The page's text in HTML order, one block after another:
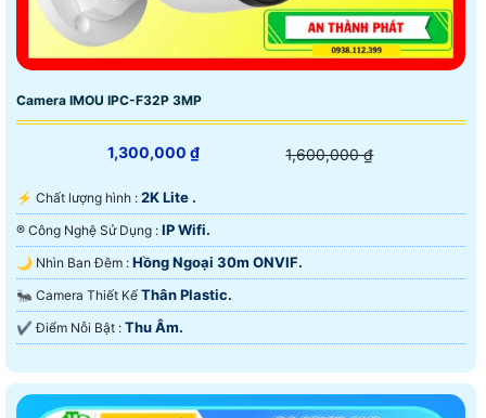
Camera IMOU IPC-F32P 3MP
1,300,000 ₫ 1,600,000 ₫
️⚡ Chất lượng hình : 2K Lite .
®️ Công Nghệ Sử Dụng : IP Wifi.
🌙 Nhìn Ban Đêm : Hồng Ngoại 30m ONVIF.
🐜 Camera Thiết Kế Thân Plastic.
️✔️ Điểm Nỗi Bật : Thu Âm.